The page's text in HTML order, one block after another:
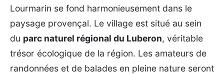
Lourmarin se fond harmonieusement dans le
paysage provençal. Le village est situé au sein
du parc naturel régional du Luberon, véritable
trésor écologique de la région. Les amateurs de
randonnées et de balades en pleine nature seront